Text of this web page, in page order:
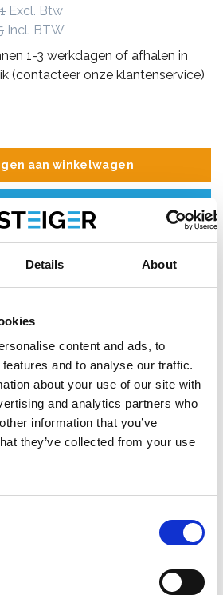
Details About
content and ads, to
and to analyse our traffic.
about your use of our site with
and analytics partners who
information that you’ve
they’ve collected from your use
Excl. Btw
Incl. BTW
1-3 werkdagen of afhalen in
(contacteer onze klantenservice)
aan winkelwagen
in favorieten
Vergelijkbare producten
Guardrail System) rolsteiger
Vanaf 1 januari 2018 is het verplicht
bij betreding van een volgend
met een houten deck of
is geschikt voor werkzaamheden